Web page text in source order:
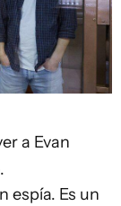
a Evan
espía. Es un